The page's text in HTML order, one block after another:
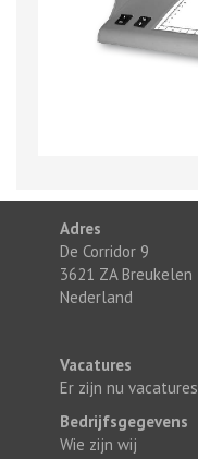
Adres
De Corridor 9
3621 ZA Breukelen
Nederland
Vacatures
Er zijn nu vacatures
Bedrijfsgegevens
Wie zijn wij